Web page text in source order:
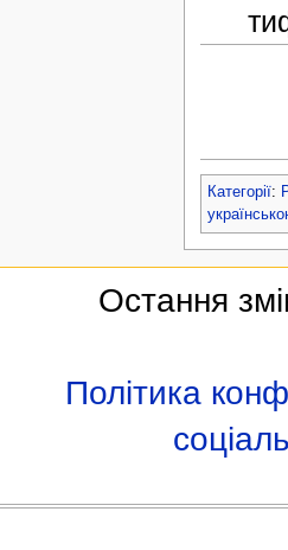
Категорії:
Остання
Політика